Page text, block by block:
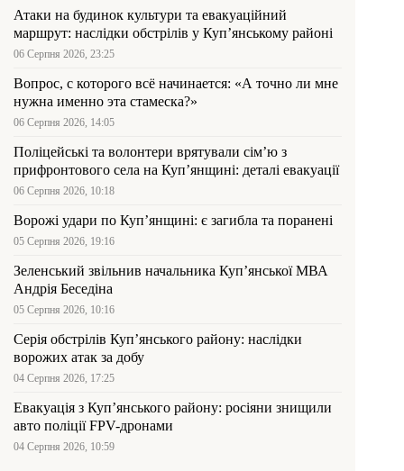
Атаки на будинок культури та евакуаційний
маршрут: наслідки обстрілів у Куп’янському районі
06 Серпня 2026, 23:25
Вопрос, с которого всё начинается: «А точно ли мне
нужна именно эта стамеска?»
06 Серпня 2026, 14:05
Поліцейські та волонтери врятували сім’ю з
прифронтового села на Куп’янщині: деталі евакуації
06 Серпня 2026, 10:18
Ворожі удари по Куп’янщині: є загибла та поранені
05 Серпня 2026, 19:16
Зеленський звільнив начальника Купʼянської МВА
Андрія Беседіна
05 Серпня 2026, 10:16
Серія обстрілів Куп’янського району: наслідки
ворожих атак за добу
04 Серпня 2026, 17:25
Евакуація з Куп’янського району: росіяни знищили
авто поліції FPV-дронами
04 Серпня 2026, 10:59